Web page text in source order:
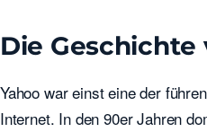
Die Geschichte
Yahoo war einst eine der
Internet. In den 90er Jahren